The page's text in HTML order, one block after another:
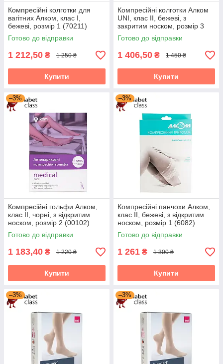
Компресійні колготки для
вагітних Алком, клас I,
бежеві, розмір 1 (70211)
Готово до відправки
1 212,50 ₴ 1 250 ₴
Купити
Компресійні колготки Алком
UNI, клас II, бежеві, з
закритим носком, розмір 3
(70123)
Готово до відправки
1 406,50 ₴ 1 450 ₴
Купити
–3%
Компресійні гольфи Алком,
клас II, чорні, з відкритим
носком, розмір 2 (00102)
Готово до відправки
1 183,40 ₴ 1 220 ₴
Купити
–3%
Компресійні панчохи Алком,
клас II, бежеві, з відкритим
носком, розмір 1 (6082)
Готово до відправки
1 261 ₴ 1 300 ₴
Купити
–3% –3%